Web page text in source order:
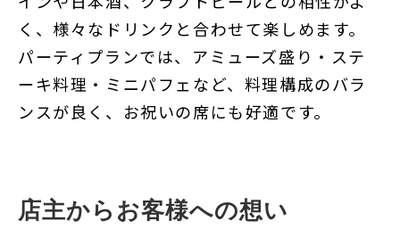
く、様々なドリンクと合わせて楽しめます。
パーティプランでは、アミューズ盛り・ステ
ーキ料理・ミニパフェなど、料理構成のバラ
ンスが良く、お祝いの席にも好適です。
店主からお客様への想い